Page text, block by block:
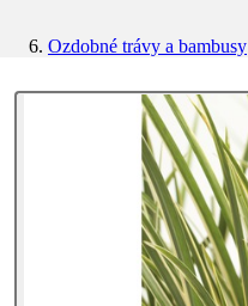
Ozdobné trávy a bambusy